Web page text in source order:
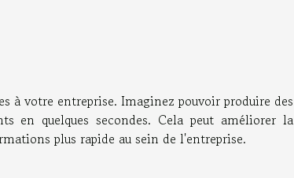
à votre entreprise. Imaginez pouvoir produire des
en quelques secondes. Cela peut améliorer la
plus rapide au sein de l'entreprise.